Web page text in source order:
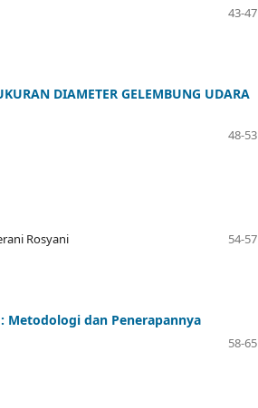
43-47
DIAMETER GELEMBUNG UDARA
48-53
Rosyani
54-57
Metodologi dan Penerapannya
58-65